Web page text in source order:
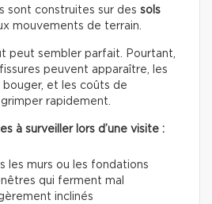
sont construites sur des sols
mouvements de terrain.
peut sembler parfait. Pourtant,
peuvent apparaître, les
et les coûts de
rapidement.
à surveiller lors d’une visite :
les murs ou les fondations
qui ferment mal
inclinés